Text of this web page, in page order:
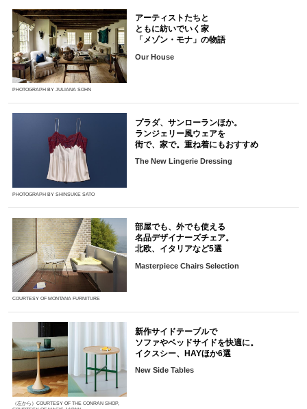
PHOTOGRAPH BY JULIANA SOHN
アーティストたちと
ともに紡いでいく家
「メゾン・モナ」の物語
Our House
PHOTOGRAPH BY SHINSUKE SATO
プラダ、サンローランほか。
ランジェリー風ウェアを
街で、家で。重ね着にもおすすめ
The New Lingerie Dressing
COURTESY OF MONTANA FURNITURE
部屋でも、外でも使える
名品デザイナーズチェア。
北欧、イタリアなど5選
Masterpiece Chairs Selection
（左から）COURTESY OF THE CONRAN SHOP,
新作サイドテーブルで
ソファやベッドサイドを快適に。
イクスシー、HAYほか6選
New Side Tables